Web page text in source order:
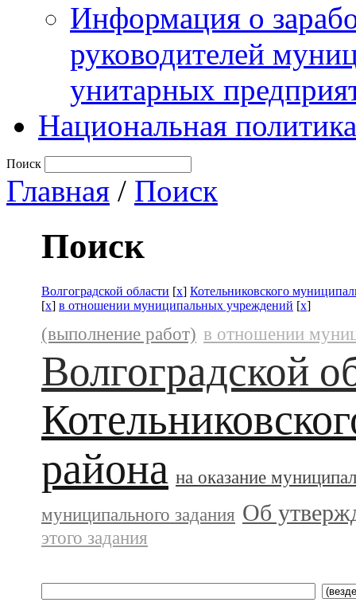
Информация о
руководителей
унитарных
Национальная политика
Поиск
Главная / Поиск
Поиск
Волгоградской области [x] Котельниковского
[x] в отношении муниципальных учреждений [x]
(выполнение работ) в отношении
Волгоградской
района на оказание
муниципального задания Об
этого задания